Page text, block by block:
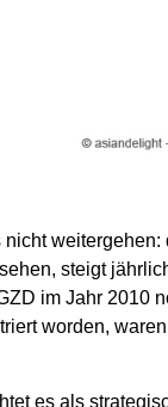
weitergehen:
steigt
im Jahr 2010
worden,
es als